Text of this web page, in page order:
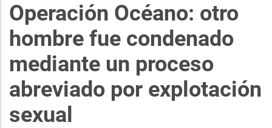
Operación Océano: otro
hombre fue condenado
mediante un proceso
abreviado por explotación
sexual